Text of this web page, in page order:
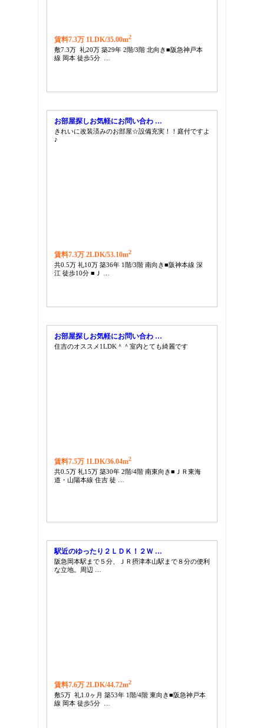
賃料7.3万 1LDK/35.00m2
敷7.3万 礼20万 築29年 2階/3階 北向き■阪急神戸本
線 岡本 徒歩5分 …
お部屋探しお気軽にお問い合わ …
きれいに改装済みのお部屋☆設備充実！！庭付ですよ
♪
賃料7.3万 2LDK/53.10m2
共0.5万 礼10万 築36年 1階/3階 南向き■阪神本線 深
江 徒歩10分 ■Ｊ …
お部屋探しお気軽にお問い合わ …
住吉のオススメ1LDK＾＾室内とても綺麗です
賃料7.5万 1LDK/36.04m2
共0.5万 礼15万 築30年 2階/4階 南東向き■ＪＲ東海
道・山陽本線 住吉 徒 …
駅近のゆったり２ＬＤＫ！２Ｗ …
阪急岡本駅まで５分、ＪＲ摂津本山駅まで８分の便利
な立地。周辺 …
賃料7.6万 2LDK/44.72m2
敷5万 礼1.0ヶ月 築53年 1階/4階 東向き■阪急神戸本
線 岡本 徒歩5分 …